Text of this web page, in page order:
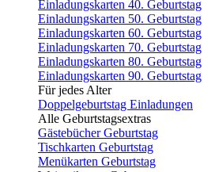
Einladungskarten 40. Geburtstag
Einladungskarten 50. Geburtstag
Einladungskarten 60. Geburtstag
Einladungskarten 70. Geburtstag
Einladungskarten 80. Geburtstag
Einladungskarten 90. Geburtstag
Für jedes Alter
Doppelgeburtstag Einladungen
Alle Geburtstagsextras
Gästebücher Geburtstag
Tischkarten Geburtstag
Menükarten Geburtstag